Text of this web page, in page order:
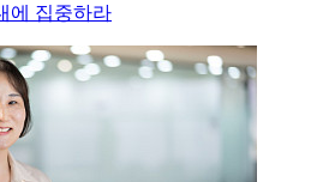
에 집중하라